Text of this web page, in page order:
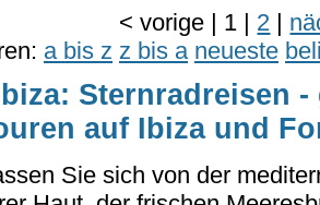
<vorige | 1 | 2 |
a bis z z bis a neueste
Sternradreisen -
auf Ibiza und
Sie sich von der